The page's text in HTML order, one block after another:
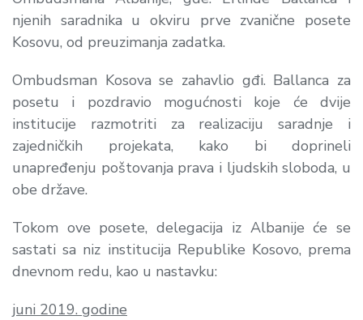
njenih saradnika u okviru prve zvanične posete
Kosovu, od preuzimanja zadatka.
Ombudsman Kosova se zahavlio gđi. Ballanca za
posetu i pozdravio mogućnosti koje će dvije
institucije razmotriti za realizaciju saradnje i
zajedničkih projekata, kako bi doprineli
unapređenju poštovanja prava i ljudskih sloboda, u
obe države.
Tokom ove posete, delegacija iz Albanije će se
sastati sa niz institucija Republike Kosovo, prema
dnevnom redu, kao u nastavku:
juni 2019. godine